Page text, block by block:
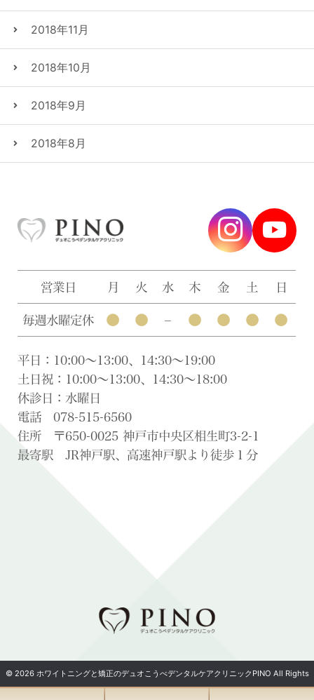
2018年11月
2018年10月
2018年9月
2018年8月
営業日 月 火 水 木 金 土 日
毎週水曜定休 ● ● – ● ● ● ●
平日：10:00〜13:00、14:30〜19:00
土日祝：10:00〜13:00、14:30〜18:00
休診日：水曜日
電話 078-515-6560
住所 〒650-0025 神戸市中央区相生町3-2-1
最寄駅 JR神戸駅、高速神戸駅より徒歩１分
© 2026 ホワイトニングと矯正のデュオこうべデンタルケアクリニックPINO All Rights